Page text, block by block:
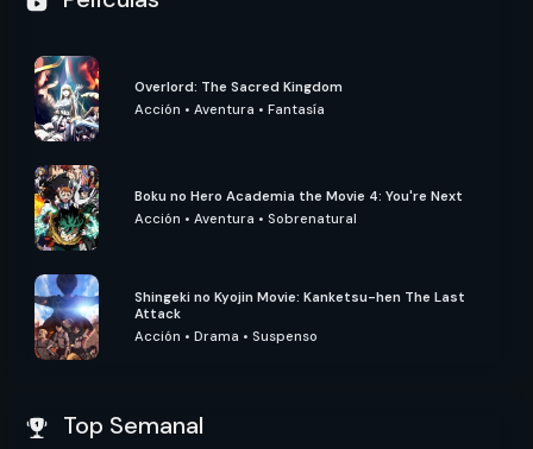
Overlord: The Sacred Kingdom
Acción •Aventura •Fantasía
Boku no Hero Academia the Movie 4: You're Next
Acción •Aventura • Sobrenatural
Shingeki no Kyojin Movie: Kanketsu-hen The Last
Attack
Acción •Drama • Suspenso
Top Semanal